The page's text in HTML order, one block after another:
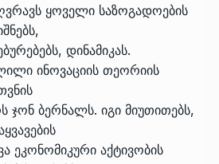
ყოველი საზოგადოების
დინამიკას.
ინოვაციის თეორიის
ჯონ ბერნალს. იგი მიუთითებს,
ეკონომიკური აქტივობის